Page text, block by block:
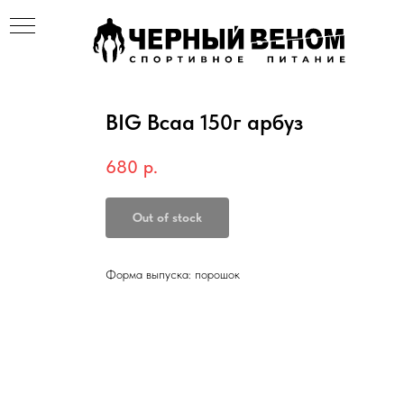
BIG Bcaa 150г арбуз
680 р.
Out of stock
Форма выпуска: порошок